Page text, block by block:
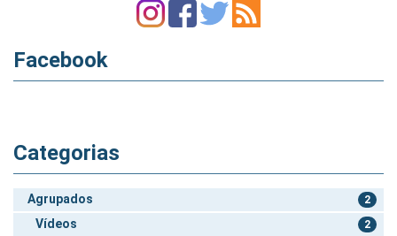
Facebook
Categorias
Agrupados 2
Vídeos 2